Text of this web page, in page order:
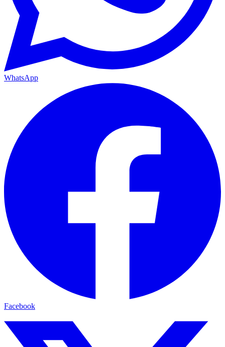
WhatsApp
Facebook